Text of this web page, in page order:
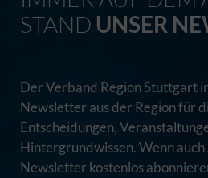
STAND UNSER
Der Verband Region Stuttgart
Newsletter aus der Region für
Entscheidungen,
Hintergrundwissen. Wenn
Newsletter kostenlos